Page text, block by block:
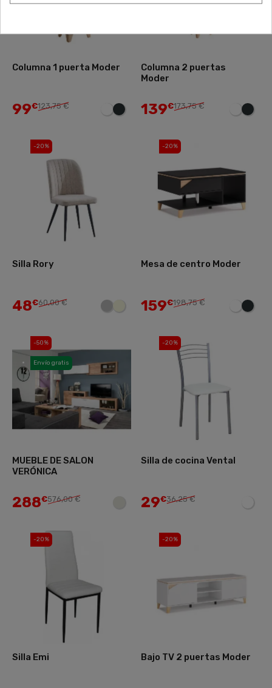
Columna 1 puerta Moder
99€123,75 €
Columna 2 puertas
Moder
139€173,75 €
Silla Rory
48€60,00 €
-20%
Mesa de centro Moder
159€198,75 €
-20%
MUEBLE DE SALON
VERÓNICA
288€576,00 €
-50%
Envío gratis
Silla de cocina Vental
29€36,25 €
-20%
Silla Emi
-20%
Bajo TV 2 puertas Moder
-20%